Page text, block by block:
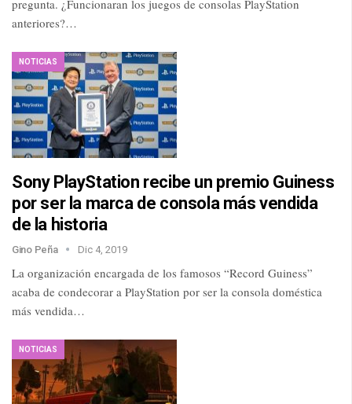
pregunta. ¿Funcionaran los juegos de consolas PlayStation
anteriores?…
NOTICIAS
Sony PlayStation recibe un premio Guiness
por ser la marca de consola más vendida
de la historia
Gino Peña Dic 4, 2019
La organización encargada de los famosos “Record Guiness”
acaba de condecorar a PlayStation por ser la consola doméstica
más vendida…
NOTICIAS